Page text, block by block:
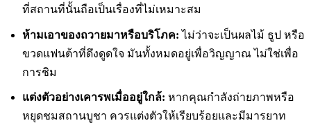
ที่สถานที่นั้นถือเป็นเรื่องที่ไม่เหมาะสม
ห้ามเอาของถวายมาหรือบริโภค: ไม่ว่าจะเป็นผลไม้ ธูป หรือ
ขวดแฟนต้าที่ดึงดูดใจ มันทั้งหมดอยู่เพื่อวิญญาณ ไม่ใช่เพื่อ
การชิม
แต่งตัวอย่างเคารพเมื่ออยู่ใกล้: หากคุณกำลังถ่ายภาพหรือ
หยุดชมสถานบูชา ควรแต่งตัวให้เรียบร้อยและมีมารยาท